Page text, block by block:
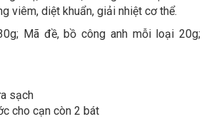
viêm, diệt khuẩn, giải nhiệt cơ thể.
Mã đề, bồ công anh mỗi loại 20g;
sạch
cho cạn còn 2 bát